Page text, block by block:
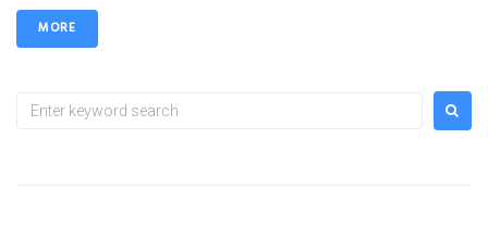
MORE